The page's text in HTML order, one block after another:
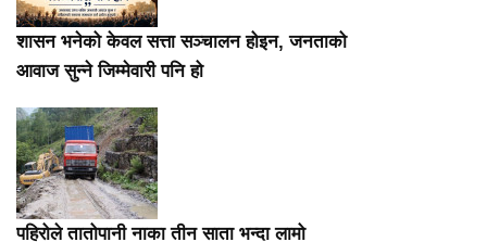
शासन भनेको केवल सत्ता सञ्चालन होइन, जनताको
आवाज सुन्ने जिम्मेवारी पनि हो
पहिरोले तातोपानी नाका तीन साता भन्दा लामो